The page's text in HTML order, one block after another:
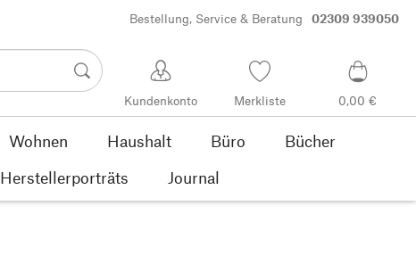
Bestellung, Service & Beratung 02309 939050
Kundenkonto Merkliste 0,00 €
Wohnen Haushalt Büro
Bücher
Herstellerporträts Journal